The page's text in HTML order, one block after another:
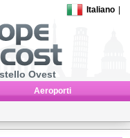
Italiano
Ovest
Aeroporti